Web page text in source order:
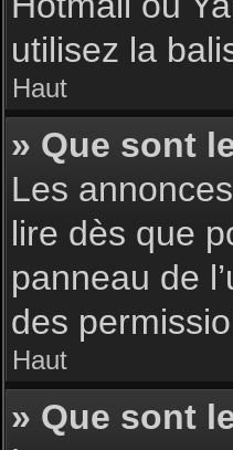
utilisez la
Haut
» Que sont
Les
lire dès que
panneau de
des
Haut
» Que sont